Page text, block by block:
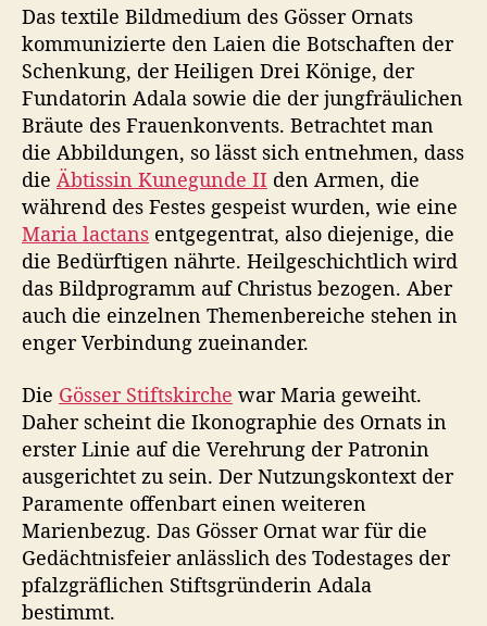
Das textile Bildmedium des Gösser Ornats
kommunizierte den Laien die Botschaften der
Schenkung, der Heiligen Drei Könige, der
Fundatorin Adala sowie die der jungfräulichen
Bräute des Frauenkonvents. Betrachtet man
die Abbildungen, so lässt sich entnehmen, dass
die Äbtissin Kunegunde II den Armen, die
während des Festes gespeist wurden, wie eine
Maria lactans entgegentrat, also diejenige, die
die Bedürftigen nährte. Heilgeschichtlich wird
das Bildprogramm auf Christus bezogen. Aber
auch die einzelnen Themenbereiche stehen in
enger Verbindung zueinander.
Die Gösser Stiftskirche war Maria geweiht.
Daher scheint die Ikonographie des Ornats in
erster Linie auf die Verehrung der Patronin
ausgerichtet zu sein. Der Nutzungskontext der
Paramente offenbart einen weiteren
Marienbezug. Das Gösser Ornat war für die
Gedächtnisfeier anlässlich des Todestages der
pfalzgräflichen Stiftsgründerin Adala
bestimmt.